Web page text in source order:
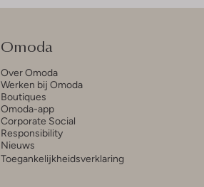
Omoda
Over Omoda
Werken bij Omoda
Boutiques
Omoda-app
Corporate Social
Responsibility
Nieuws
Toegankelijkheidsverklaring